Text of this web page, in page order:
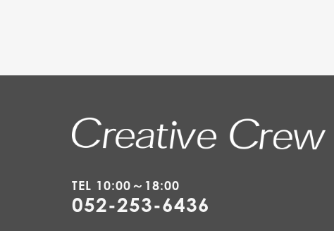
TEL 10:00～18:00
052-253-6436